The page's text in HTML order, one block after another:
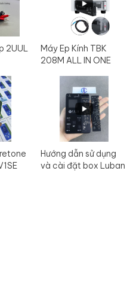
2UUL
Máy Ep Kính TBK
208M ALL IN ONE
Hướng dẫn sử dụng
và cài đặt box Luban